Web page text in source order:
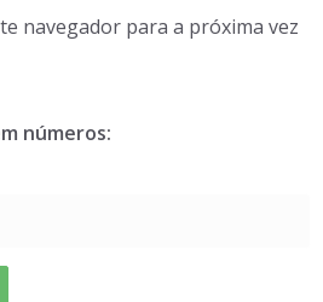
navegador para a próxima vez
números: